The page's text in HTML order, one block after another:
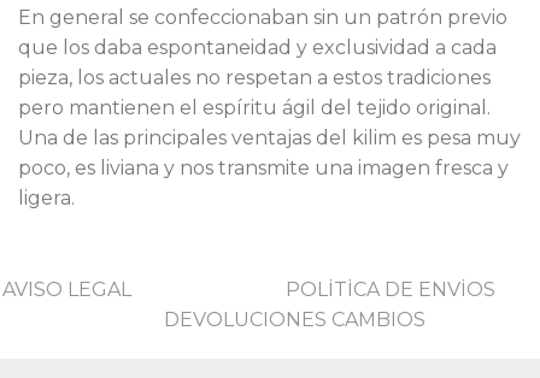
En general se confeccionaban sin un patrón previo
que los daba espontaneidad y exclusividad a cada
pieza, los actuales no respetan a estos tradiciones
pero mantienen el espíritu ágil del tejido original.
Una de las principales ventajas del kilim es pesa muy
poco, es liviana y nos transmite una imagen fresca y
ligera.
AVISO LEGAL
POLİTİCA DE ENVİOS
DEVOLUCIONES CAMBIOS